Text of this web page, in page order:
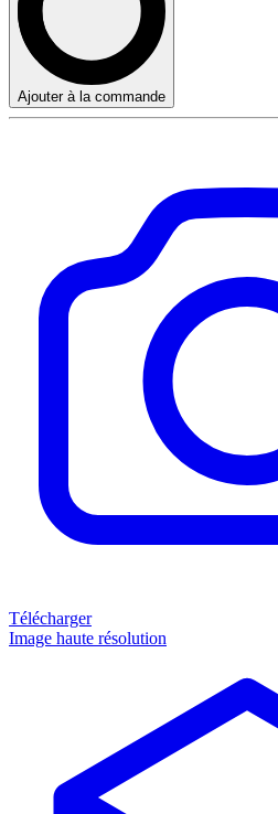
Ajouter à la commande
Télécharger
Image haute résolution